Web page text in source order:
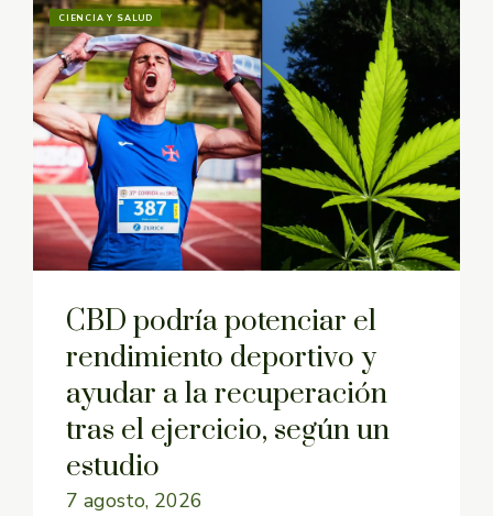
CIENCIA Y SALUD
CBD podría potenciar el
rendimiento deportivo y
ayudar a la recuperación
tras el ejercicio, según un
estudio
7 agosto, 2026